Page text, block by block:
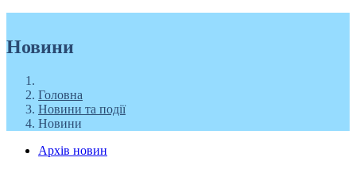
Новини
Головна
Новини та події
Новини
Архів новин